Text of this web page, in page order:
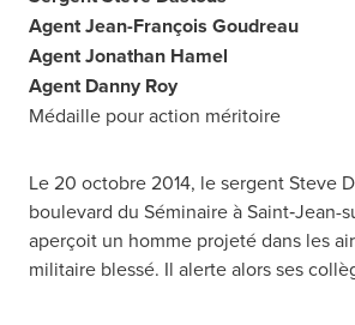
Agent Jean-François Goudreau
AgentJonathan Hamel
AgentDanny Roy
Médaille pour action méritoire
Le 20 octobre 2014, le sergentSteve
boulevard du Séminaire à Saint‑Jean-
aperçoit un homme projeté dans les
militaire blessé. Il alerte alors ses